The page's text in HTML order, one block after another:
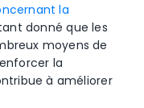
la
donné que les
moyens de
la
à améliorer